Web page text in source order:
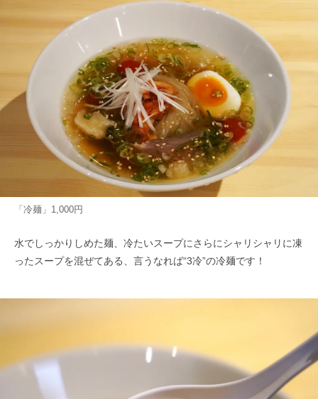
「冷麺」1,000円
水でしっかりしめた麺、冷たいスープにさらにシャリシャリに凍
ったスープを混ぜてある、言うなれば“3冷”の冷麺です！